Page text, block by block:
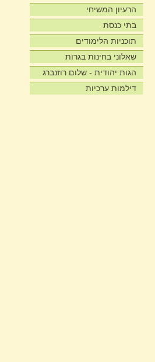
הרעיון המשיחי
בתי כנסת
תוכניות הלימודים
שאלוני בחינות בגרות
הגות יהודית - שלום רוזנברג
דילמות ערכיות